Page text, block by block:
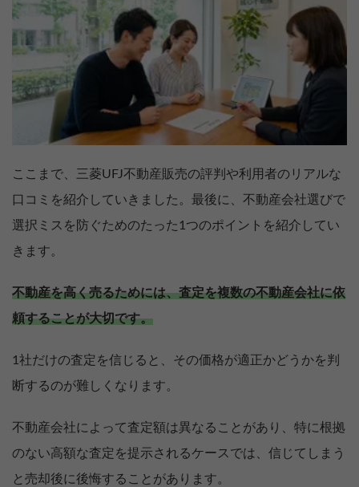
ここまで、三菱UFJ不動産販売の評判や利用者のリアルな
口コミを紹介していきました。最後に、不動産会社選びで
選択ミスを防ぐためのたった1つのポイントを紹介してい
きます。
不動産を高く売るためには、査定を複数の不動産会社に依
頼することが大切です。
1社だけの査定を信じると、その価格が適正かどうかを判
断するのが難しくなります。
不動産会社によって査定額は異なることがあり、特に根拠
のない高額な査定を提示されるケースでは、信じてしまう
と売却後に後悔することがあります。